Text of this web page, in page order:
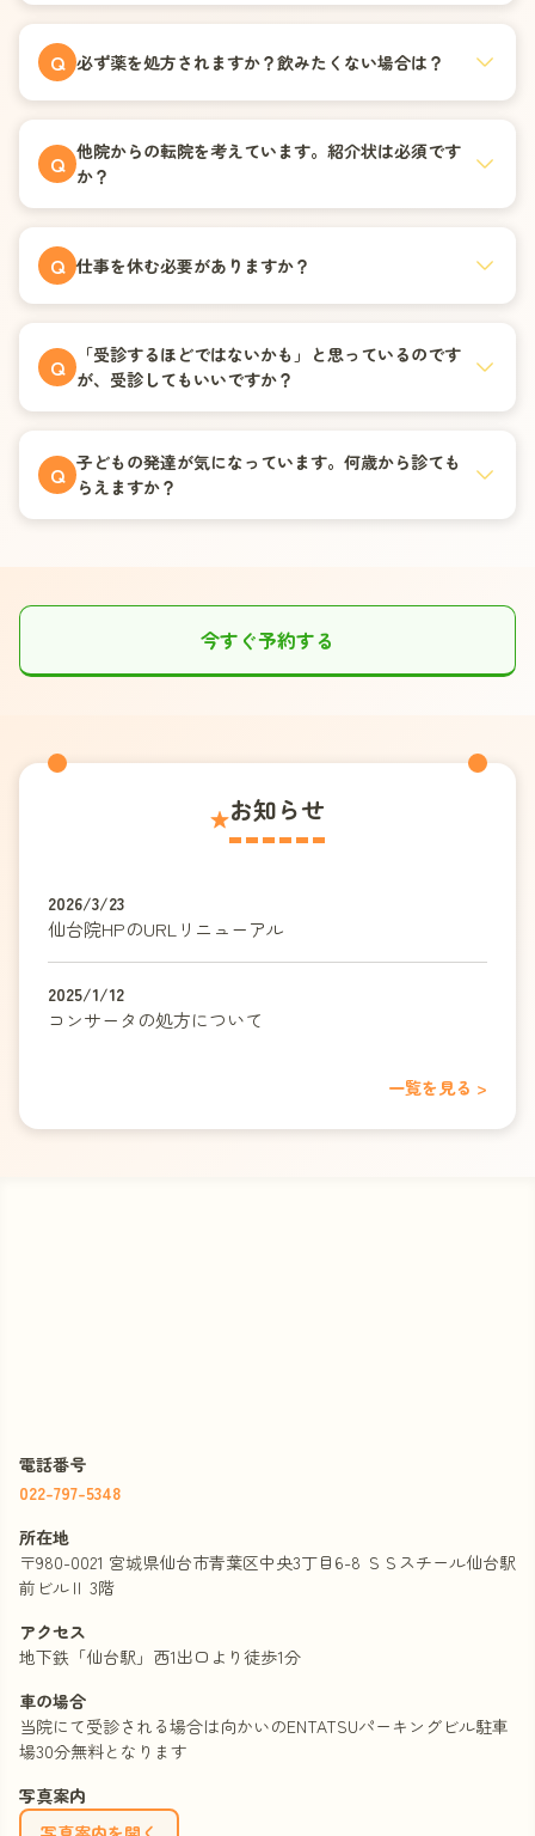
Q 必ず薬を処方されますか？飲みたくない場合は？
Q 他院からの転院を考えています。紹介状は必須です
か？
Q 仕事を休む必要がありますか？
Q
「受診するほどではないかも」と思っているのです
が、受診してもいいですか？
Q 子どもの発達が気になっています。何歳から診ても
らえますか？
今すぐ予約する
★お知らせ
2026/3/23
仙台院HPのURLリニューアル
2025/1/12
コンサータの処方について
一覧を見る >
電話番号
022-797-5348
所在地
〒980-0021 宮城県仙台市青葉区中央3丁目6-8 ＳＳスチール仙台駅
前ビルⅡ 3階
アクセス
地下鉄「仙台駅」西1出口より徒歩1分
車の場合
当院にて受診される場合は向かいのENTATSUパーキングビル駐車
場30分無料となります
写真案内